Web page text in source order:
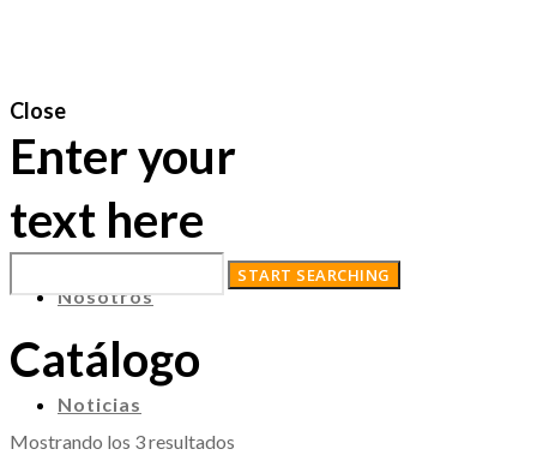
Nosotros
Noticias
Close
Enter your
text here
Catálogo
Mostrando los 3 resultados